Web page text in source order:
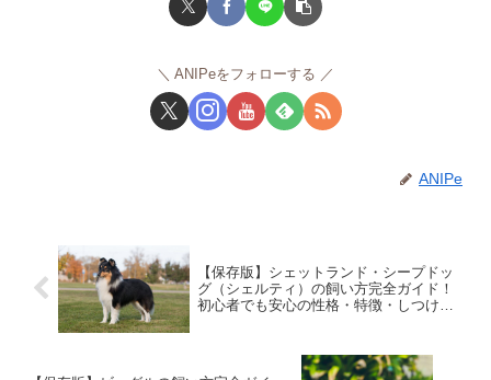
ANIPeをフォローする
ANIPe
【保存版】シェットランド・シープドッ
グ（シェルティ）の飼い方完全ガイド！
初心者でも安心の性格・特徴・しつけ・